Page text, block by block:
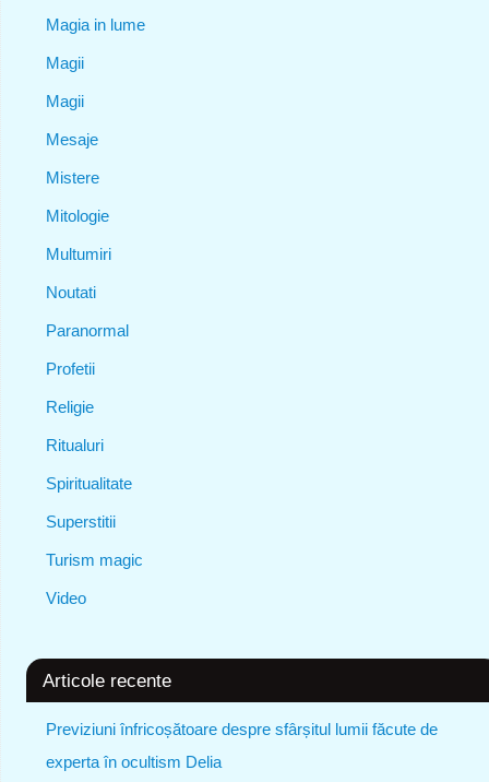
Magia in lume
Magii
Magii
Mesaje
Mistere
Mitologie
Multumiri
Noutati
Paranormal
Profetii
Religie
Ritualuri
Spiritualitate
Superstitii
Turism magic
Video
Articole recente
Previziuni înfricoșătoare despre sfârșitul lumii făcute de
experta în ocultism Delia